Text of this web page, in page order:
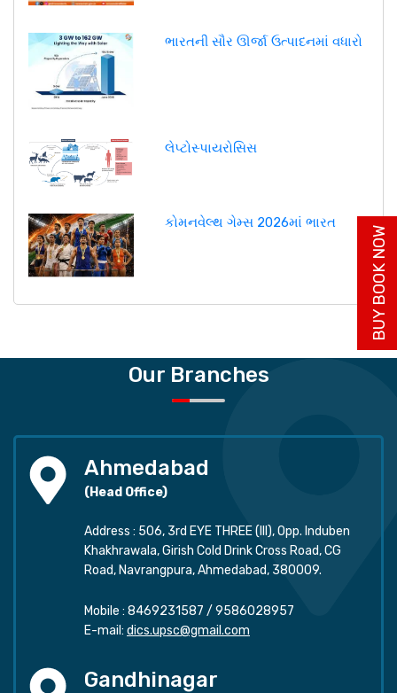
ભારતની સૌર ઊર્જા ઉત્પાદનમાં વધારો
લેપ્ટોસ્પાયરોસિસ
કોમનવેલ્થ ગેમ્સ 2026માં ભારત
Our Branches
Ahmedabad
(Head Office)
Address : 506, 3rd EYE THREE (III), Opp. Induben
Khakhrawala, Girish Cold Drink Cross Road, CG
Road, Navrangpura, Ahmedabad, 380009.
Mobile : 8469231587 / 9586028957
E-mail: dics.upsc@gmail.com
Gandhinagar
BUY BOOK NOW